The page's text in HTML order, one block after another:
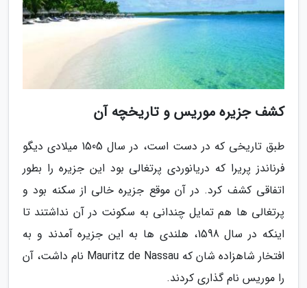
کشف جزیره موریس و تاریخچه آن
طبق تاریخی که در دست است، در سال 1505 میلادی دیگو
فرناندز پریرا که دریانوردی پرتغالی بود این جزیره را بطور
اتفاقی کشف کرد. در آن موقع جزیره خالی از سکنه بود و
پرتغالی ها هم تمایل چندانی به سکونت در آن نداشتند تا
اینکه در سال 1598، هلندی ها به این جزیره آمدند و به
افتخار شاهزاده شان که Mauritz de Nassau نام داشت، آن
را موریس نام گذاری کردند.